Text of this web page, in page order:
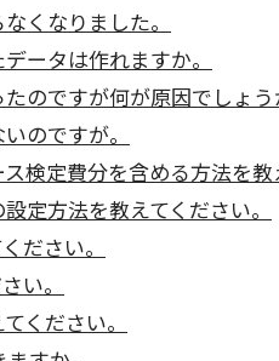
くなりました。
ータは作れますか。
のですが何が原因でしょう
のですが。
検定費分を含める方法を教
定方法を教えてください。
ださい。
い。
ください。